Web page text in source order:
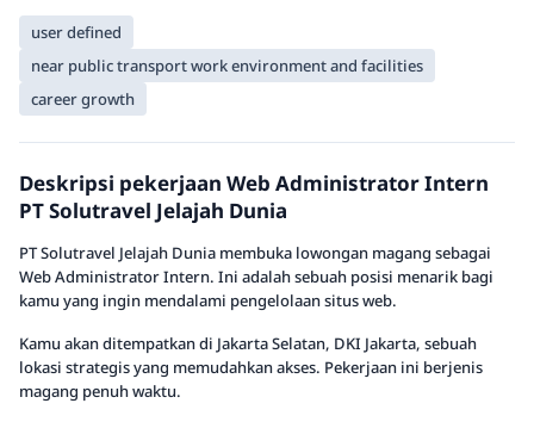
user defined
near public transport work environment and facilities
career growth
Deskripsi pekerjaan Web Administrator Intern
PT Solutravel Jelajah Dunia
PT Solutravel Jelajah Dunia membuka lowongan magang sebagai
Web Administrator Intern. Ini adalah sebuah posisi menarik bagi
kamu yang ingin mendalami pengelolaan situs web.
Kamu akan ditempatkan di Jakarta Selatan, DKI Jakarta, sebuah
lokasi strategis yang memudahkan akses. Pekerjaan ini berjenis
magang penuh waktu.